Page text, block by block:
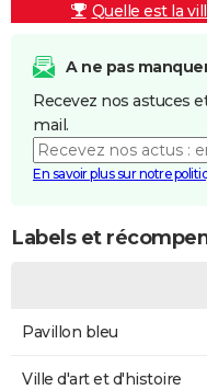
Quelle est la
A ne pas
Recevez nos astuces
mail.
En savoir plus sur notre
Labels et
Pavillon bleu
Ville d'art et d'histoire